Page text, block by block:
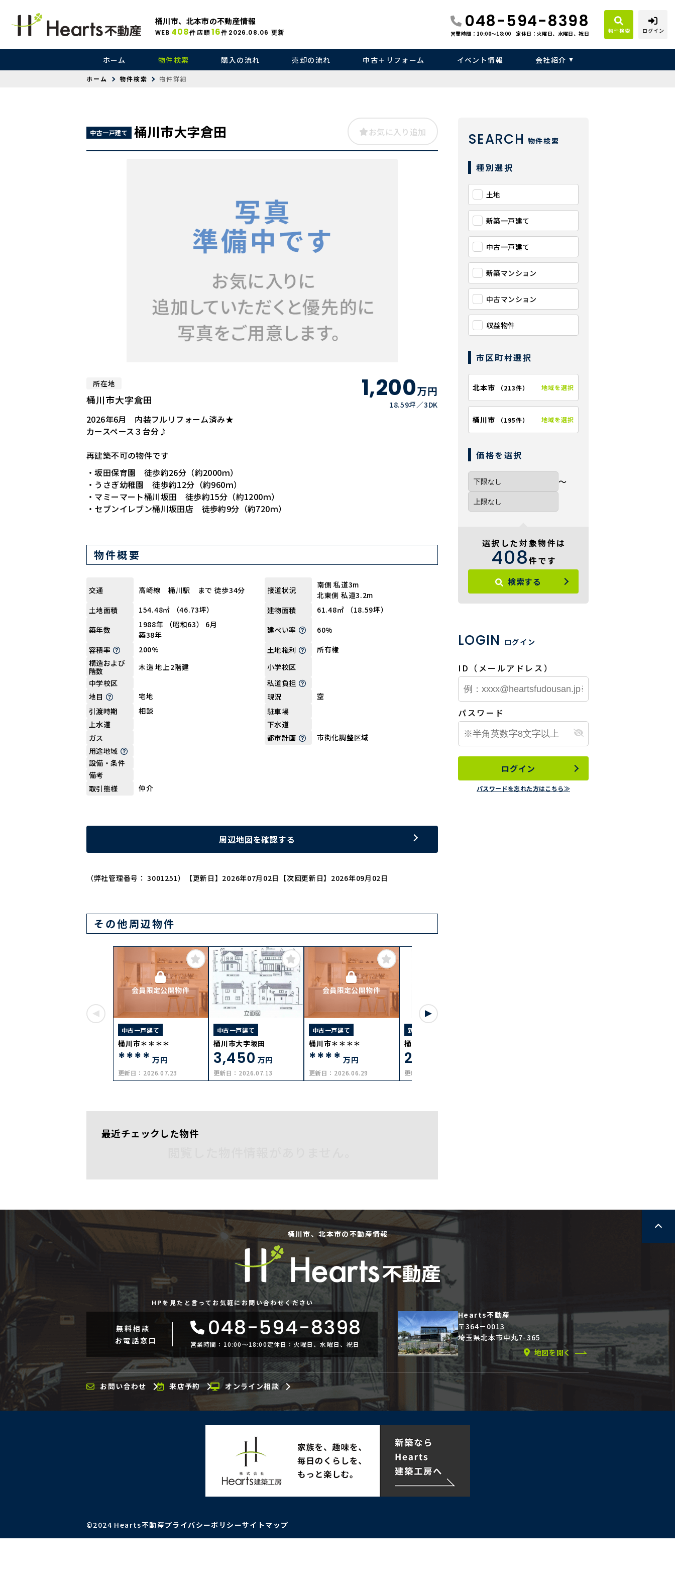
桶川市、北本市の不動産情報
WEB 408件店頭16件2026.08.06 更新
048-594-8398
営業時間：10:00〜18:00 定休日：火曜日、水曜日、祝日 物件検索 ログイン
ホーム 物件検索 購入の流れ 売却の流れ 中古＋リフォーム イベント情報 会社紹介
ホーム 物件検索 物件詳細
中古一戸建て 桶川市大字倉田 お気に入り追加
所在地
桶川市大字倉田 1,200万円
18.59坪 3DK
2026年6月 内装フルリフォーム済み★
カースペース３台分♪
再建築不可の物件です
・坂田保育園 徒歩約26分（約2000ｍ）
・うさぎ幼稚園 徒歩約12分（約960ｍ）
・マミーマート桶川坂田 徒歩約15分（約1200ｍ）
・セブンイレブン桶川坂田店 徒歩約9分（約720ｍ）
物件概要
交通 高崎線 桶川駅 まで 徒歩34分 接道状況
南側 私道3m
北東側 私道3.2m
土地面積
154.48㎡ （46.73坪） 建物面積
61.48㎡ （18.59坪）
築年数
1988年 （昭和63） 6月
築38年
建ぺい率
60%
容積率
200% 土地権利
所有権
構造および
階数
木造 地上2階建
小学校区
中学校区
私道負担
地目
宅地 現況
空
引渡時期
相談
駐車場
上水道
下水道
ガス
都市計画
市街化調整区域
用途地域
設備・条件
備考
取引態様
仲介
周辺地図を確認する
（弊社管理番号： 3001251） 【更新日】2026年07月02日 【次回更新日】2026年09月02日
その他周辺物件
会員限定公開物件
中古一戸建て
桶川市＊＊＊＊
**** 万円
更新日： 2026.07.23
中古一戸建て
桶川市大字坂田
3,450 万円
更新日： 2026.07.13
会員限定公開物件
中古一戸建て
桶川市＊＊＊＊
**** 万円
更新日： 2026.06.29
新築一戸建て
桶川市大字小針領家
2,999
更新日：
最近チェックした物件
SEARCH 物件検索
種別選択
土地
新築一戸建て
中古一戸建て
新築マンション
中古マンション
収益物件
市区町村選択
北本市 （213件） 地域を選択
桶川市 （195件） 地域を選択
価格を選択
〜
選択した対象物件は
408件です
検索する
LOGIN ログイン
ID（メールアドレス）
パスワード
ログイン
パスワードを忘れた方はこちら≫
桶川市、北本市の不動産情報
HPを見たと言ってお気軽にお問い合わせください
無料相談
お電話窓口
048-594-8398
営業時間：10:00〜18:00定休日：火曜日、水曜日、祝日
Hearts不動産
〒364－0013
埼玉県北本市中丸7-365
地図を開く
お問い合わせ 来店予約 オンライン相談
プライバシーポリシーサイトマップ
©2024 Hearts不動産